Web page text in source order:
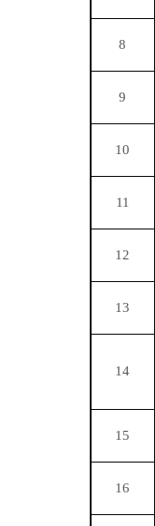
8
9
10
11
12
13
14
15
16